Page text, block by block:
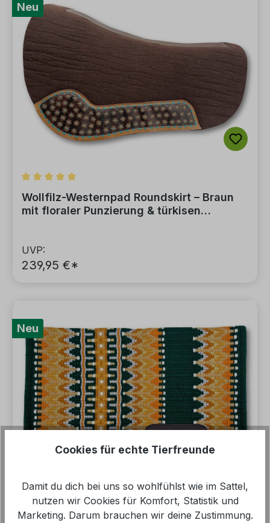
Neu
Durchschnittliche Bewertung von 5 von 5 Sternen
Wollfilz-Westernpad Roundskirt – Braun
mit floraler Punzierung & türkisen
UVP:
239,95 €*
Neu
Premium Western Blanket Tannengrün,
Cookies für echte Tierfreunde
Damit du dich bei uns so wohlfühlst wie im Sattel,
nutzen wir Cookies für Komfort, Statistik und
Marketing. Darum brauchen wir deine Zustimmung.